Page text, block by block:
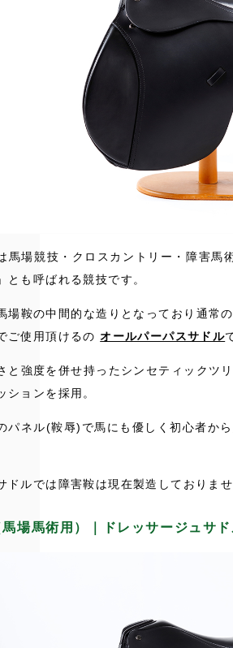
馬場競技・クロスカントリー・障害馬
とも呼ばれる競技です。
場鞍の中間的な造りとなっており通常
ご使用頂けるのオールパーパスサドル
と強度を併せ持ったシンセティックツ
ションを採用。
パネル(鞍辱)で馬にも優しく初心者か
ドルでは障害鞍は現在製造しておりませ
場馬術用）｜ドレッサージュサ